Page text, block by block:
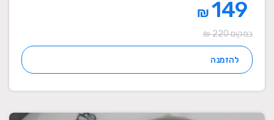
₪
במקום 220 ₪
להזמנה